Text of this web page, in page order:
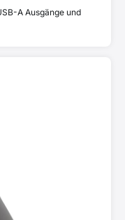
A Ausgänge und